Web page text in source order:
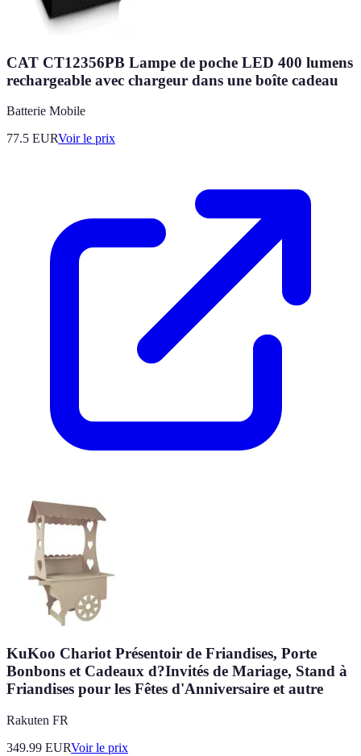
CAT CT12356PB Lampe de poche LED 400 lumens
rechargeable avec chargeur dans une boîte cadeau
Batterie Mobile
77.5 EURVoir le prix
KuKoo Chariot Présentoir de Friandises, Porte
Bonbons et Cadeaux d?Invités de Mariage, Stand à
Friandises pour les Fêtes d'Anniversaire et autre
Rakuten FR
349.99 EURVoir le prix